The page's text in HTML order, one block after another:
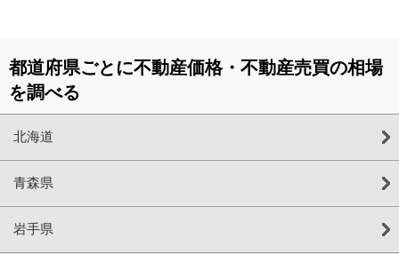
都道府県ごとに不動産価格・不動産売買の相場
を調べる
北海道
青森県
岩手県